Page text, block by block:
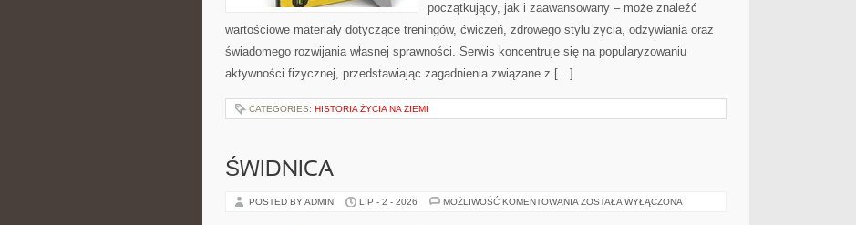
początkujący, jak i zaawansowany – może znaleźć
wartościowe materiały dotyczące treningów, ćwiczeń, zdrowego stylu życia, odżywiania oraz
świadomego rozwijania własnej sprawności. Serwis koncentruje się na popularyzowaniu
aktywności fizycznej, przedstawiając zagadnienia związane z […]
CATEGORIES: HISTORIA ŻYCIA NA ZIEMI
ŚWIDNICA
POSTED BY ADMIN LIP - 2 - 2026 MOŻLIWOŚĆ KOMENTOWANIA ŚWIDNICA
ZOSTAŁA WYŁĄCZONA